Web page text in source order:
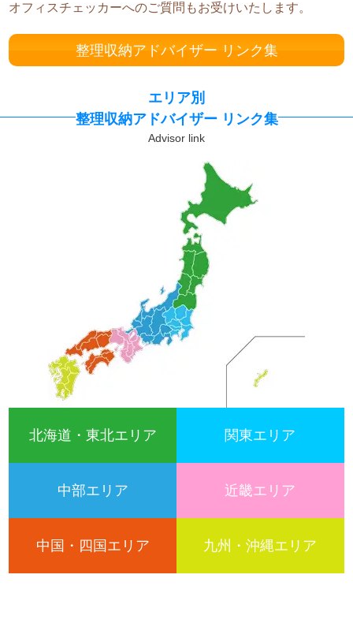
オフィスチェッカーへのご質問もお受けいたします。
整理収納アドバイザー リンク集
エリア別
整理収納アドバイザー リンク集
北海道・東北エリア 関東エリア
中部エリア 近畿エリア
中国・四国エリア 九州・沖縄エリア